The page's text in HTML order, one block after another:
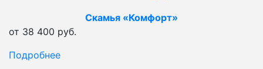
Скамья «Комфорт»
от 38 400 руб.
Подробнее